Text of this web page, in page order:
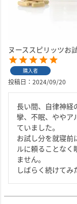
ヌーススピリッツお
購入者
投稿日 2024/09/20
長い間、自律神経
攣、不眠、ややア
ていました。
お試し分を就寝前
ルに頼ることなく
ません。
しばらく続けてみ